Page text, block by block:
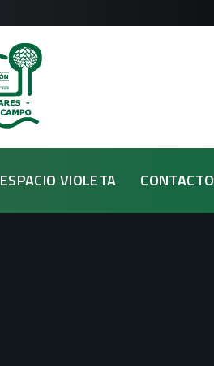
ESPACIO VIOLETA CONTACTO